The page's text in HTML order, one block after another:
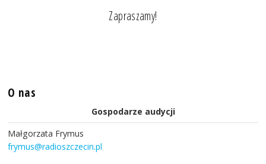
Zapraszamy!
O nas
Gospodarze audycji
Małgorzata Frymus
frymus@radioszczecin.pl